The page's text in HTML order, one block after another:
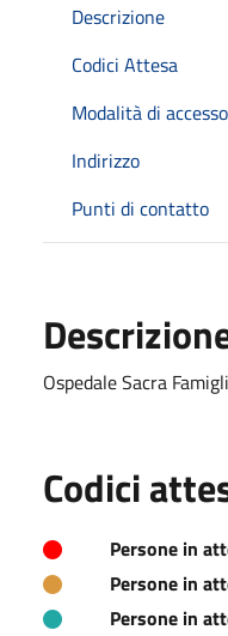
Descrizione
Codici Attesa
Modalità di accesso
Indirizzo
Punti di contatto
Ospedale Sacra
Codici
Persone in
Persone in
Persone in